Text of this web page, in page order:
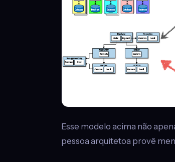
Esse modelo acima não
pessoa arquitetoa provê